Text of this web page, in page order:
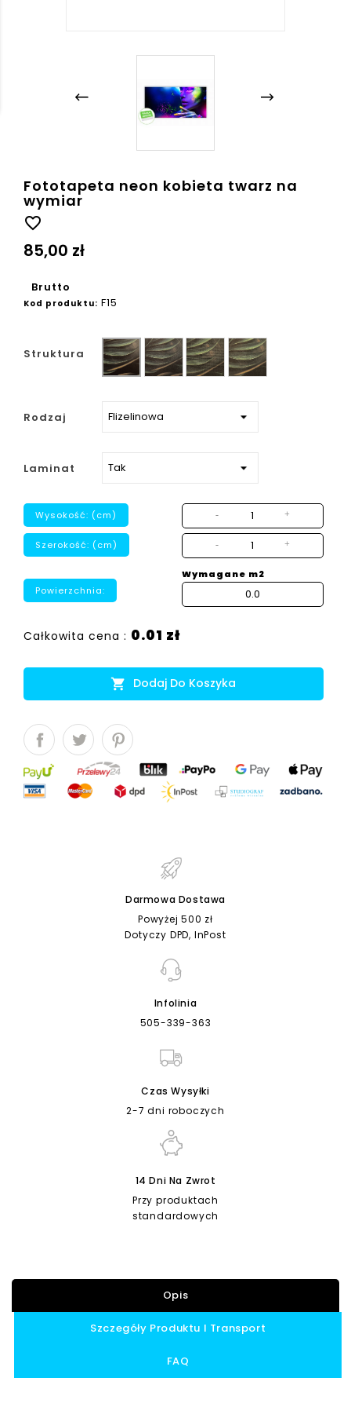
Fototapeta neon kobieta twarz na
wymiar
favorite_border
85,00 zł
Brutto
Kod produktu: F15
Struktura
Gładka Ziarno Płótno Beton
strukturalny
Rodzaj
Laminat
Wysokość: (cm) - +
Szerokość: (cm) - +
Powierzchnia:
Wymagane m2
Całkowita cena : 0.01 zł
 Dodaj Do Koszyka
Darmowa Dostawa
Powyżej 500 zł
Dotyczy DPD, InPost
Infolinia
505-339-363
Czas Wysyłki
2-7 dni roboczych
14 Dni Na Zwrot
Przy produktach
standardowych
Opis
Szczegóły Produktu I Transport
FAQ